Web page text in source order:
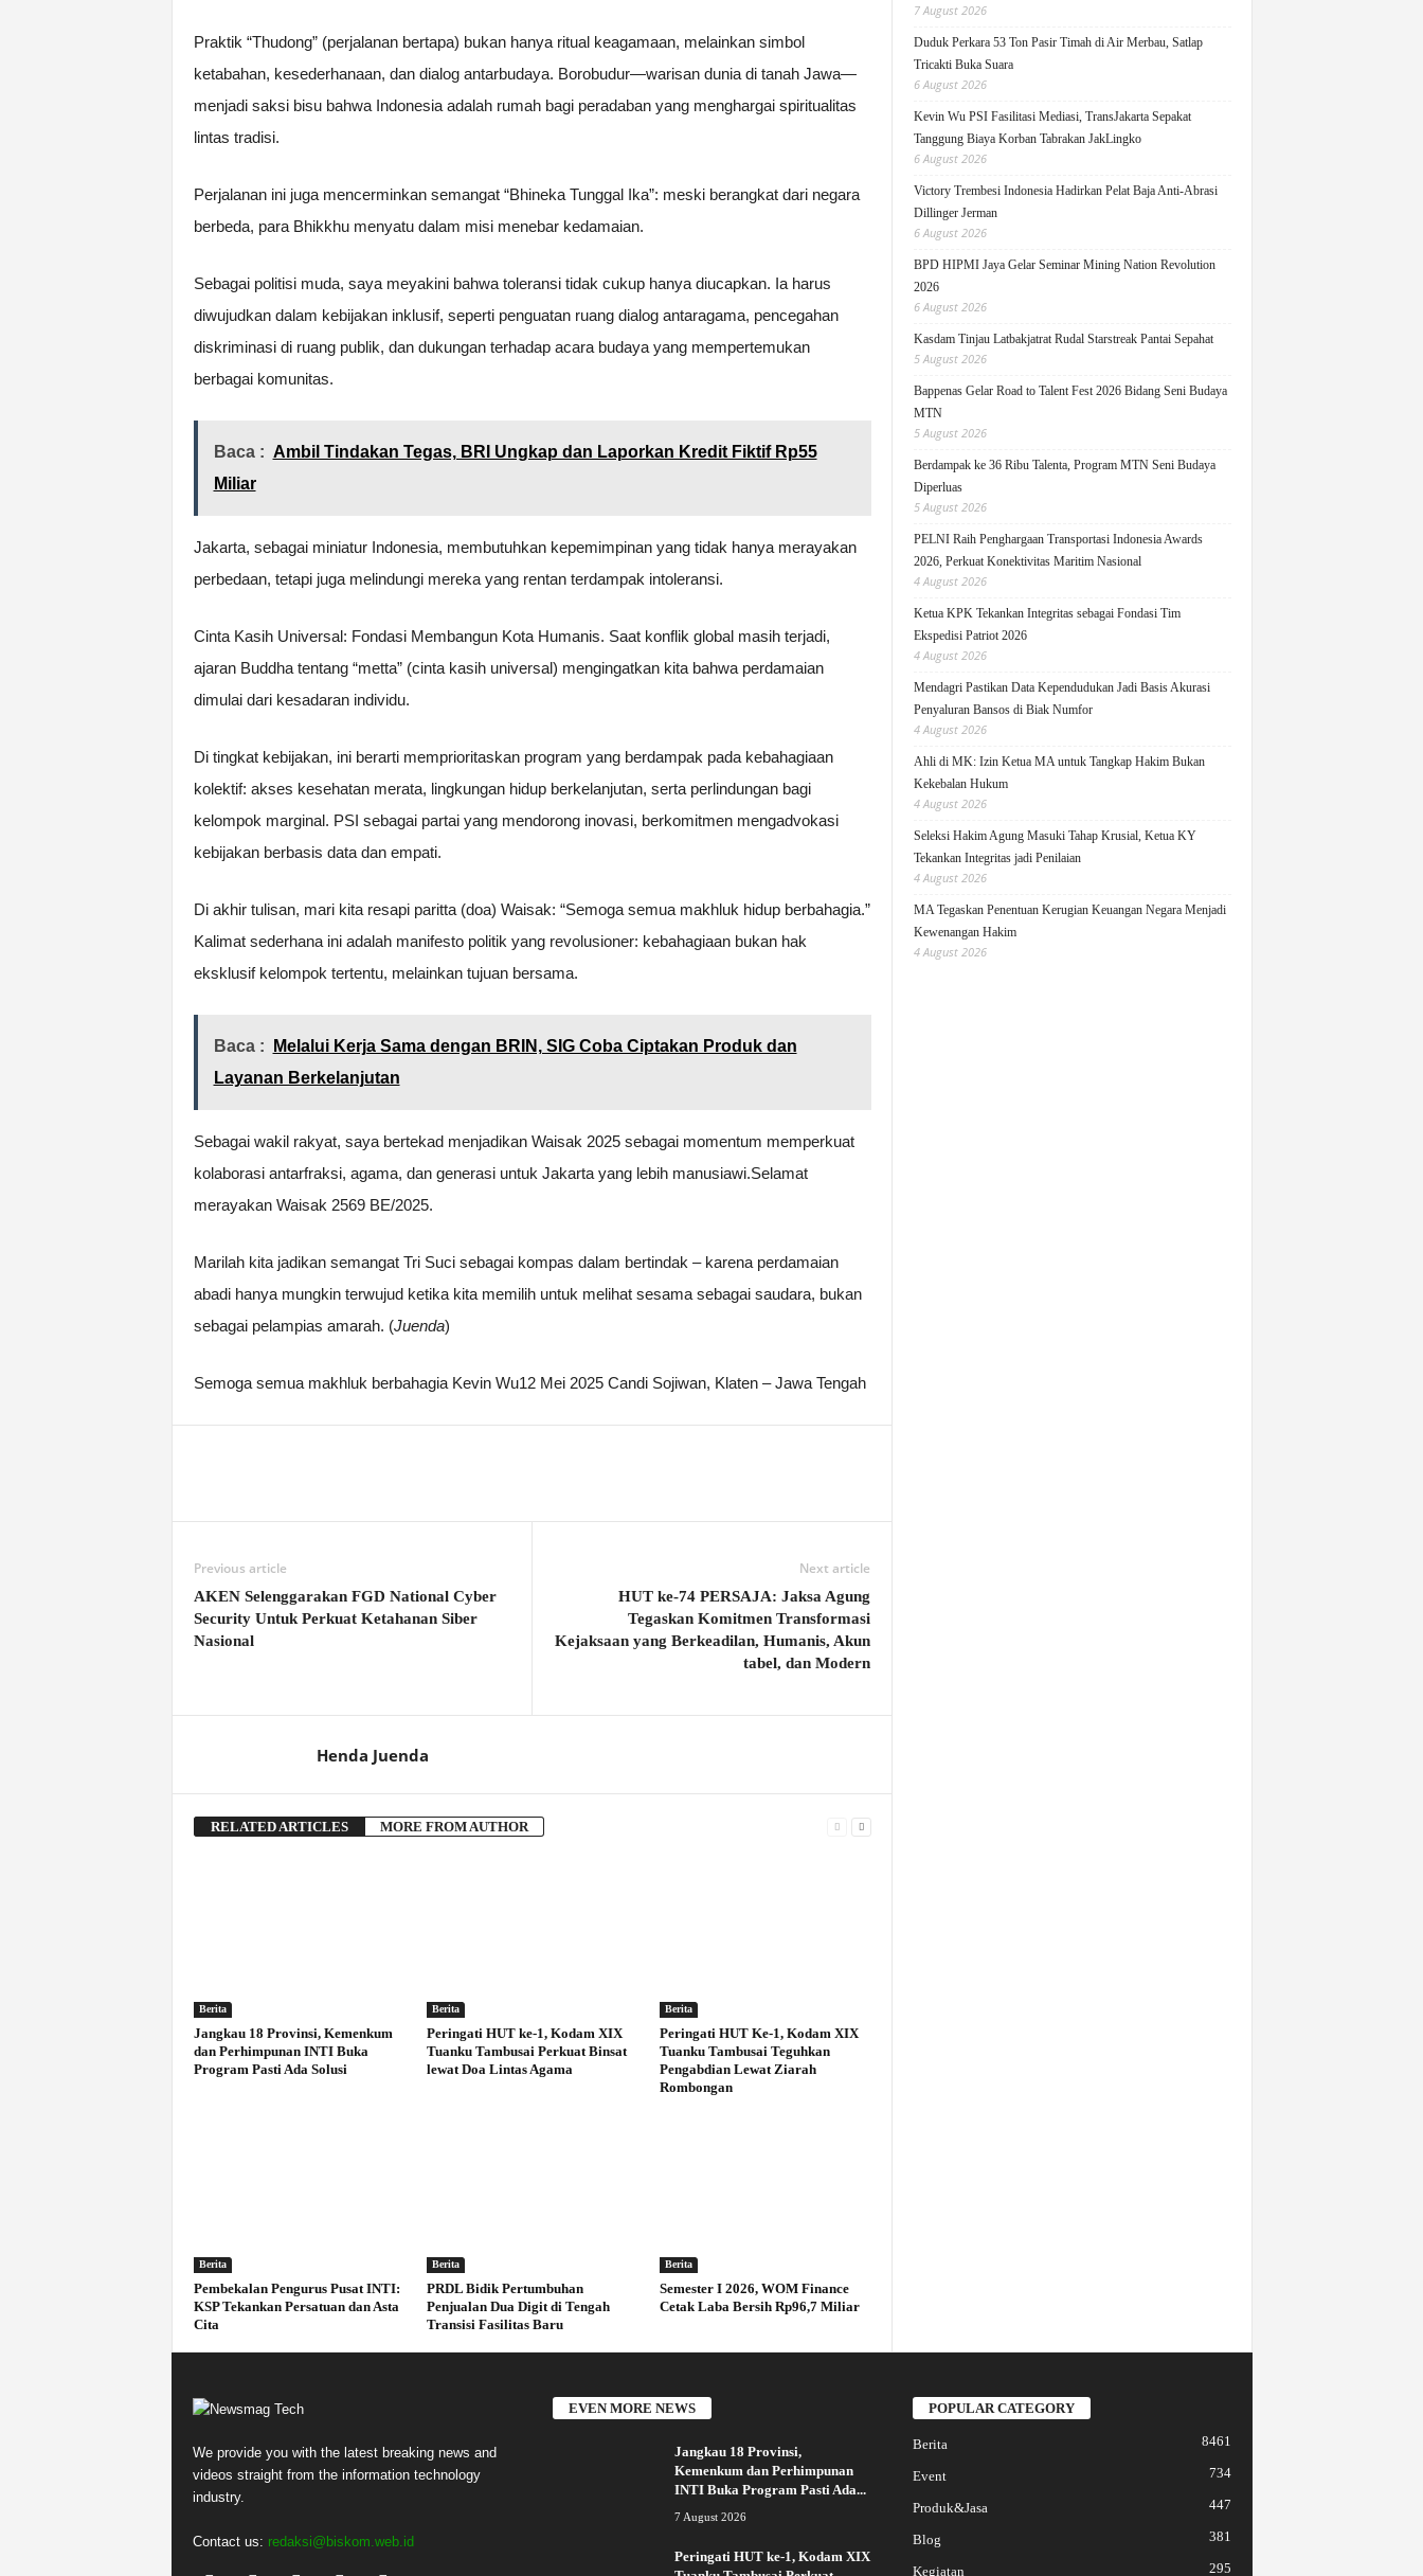
Praktik “Thudong” (perjalanan bertapa) bukan hanya ritual keagamaan, melainkan simbol
ketabahan, kesederhanaan, dan dialog antarbudaya. Borobudur—warisan dunia di tanah Jawa—
menjadi saksi bisu bahwa Indonesia adalah rumah bagi peradaban yang menghargai spiritualitas
lintas tradisi.
Perjalanan ini juga mencerminkan semangat “Bhineka Tunggal Ika”: meski berangkat dari negara
berbeda, para Bhikkhu menyatu dalam misi menebar kedamaian.
Sebagai politisi muda, saya meyakini bahwa toleransi tidak cukup hanya diucapkan. Ia harus
diwujudkan dalam kebijakan inklusif, seperti penguatan ruang dialog antaragama, pencegahan
diskriminasi di ruang publik, dan dukungan terhadap acara budaya yang mempertemukan
berbagai komunitas.
Baca : Ambil Tindakan Tegas, BRI Ungkap dan Laporkan Kredit Fiktif Rp55
Miliar
Jakarta, sebagai miniatur Indonesia, membutuhkan kepemimpinan yang tidak hanya merayakan
perbedaan, tetapi juga melindungi mereka yang rentan terdampak intoleransi.
Cinta Kasih Universal: Fondasi Membangun Kota Humanis. Saat konflik global masih terjadi,
ajaran Buddha tentang “metta” (cinta kasih universal) mengingatkan kita bahwa perdamaian
dimulai dari kesadaran individu.
Di tingkat kebijakan, ini berarti memprioritaskan program yang berdampak pada kebahagiaan
kolektif: akses kesehatan merata, lingkungan hidup berkelanjutan, serta perlindungan bagi
kelompok marginal. PSI sebagai partai yang mendorong inovasi, berkomitmen mengadvokasi
kebijakan berbasis data dan empati.
Di akhir tulisan, mari kita resapi paritta (doa) Waisak: “Semoga semua makhluk hidup berbahagia.”
Kalimat sederhana ini adalah manifesto politik yang revolusioner: kebahagiaan bukan hak
eksklusif kelompok tertentu, melainkan tujuan bersama.
Baca :
Melalui Kerja Sama dengan BRIN, SIG Coba Ciptakan Produk dan
Layanan Berkelanjutan
Sebagai wakil rakyat, saya bertekad menjadikan Waisak 2025 sebagai momentum memperkuat
kolaborasi antarfraksi, agama, dan generasi untuk Jakarta yang lebih manusiawi.Selamat
merayakan Waisak 2569 BE/2025.
Marilah kita jadikan semangat Tri Suci sebagai kompas dalam bertindak – karena perdamaian
abadi hanya mungkin terwujud ketika kita memilih untuk melihat sesama sebagai saudara, bukan
sebagai pelampias amarah. (Juenda)
Semoga semua makhluk berbahagia Kevin Wu12 Mei 2025 Candi Sojiwan, Klaten – Jawa Tengah
Previous article
AKEN Selenggarakan FGD National Cyber
Security Untuk Perkuat Ketahanan Siber
Nasional
Next article
HUT ke-74 PERSAJA: Jaksa Agung
Tegaskan Komitmen Transformasi
Kejaksaan yang Berkeadilan, Humanis, Akun
tabel, dan Modern
Henda Juenda
RELATED ARTICLES MORE FROM AUTHOR
Berita
Jangkau 18 Provinsi, Kemenkum
dan Perhimpunan INTI Buka
Program Pasti Ada Solusi
Berita
Peringati HUT ke-1, Kodam XIX
Tuanku Tambusai Perkuat Binsat
lewat Doa Lintas Agama
Berita
Peringati HUT Ke-1, Kodam XIX
Tuanku Tambusai Teguhkan
Pengabdian Lewat Ziarah
Rombongan
Berita
Pembekalan Pengurus Pusat INTI:
KSP Tekankan Persatuan dan Asta
Cita
Berita
PRDL Bidik Pertumbuhan
Penjualan Dua Digit di Tengah
Transisi Fasilitas Baru
Berita
Semester I 2026, WOM Finance
Cetak Laba Bersih Rp96,7 Miliar
7 August 2026
Duduk Perkara 53 Ton Pasir Timah di Air Merbau, Satlap
Tricakti Buka Suara
6 August 2026
Kevin Wu PSI Fasilitasi Mediasi, TransJakarta Sepakat
Tanggung Biaya Korban Tabrakan JakLingko
6 August 2026
Victory Trembesi Indonesia Hadirkan Pelat Baja Anti-Abrasi
Dillinger Jerman
6 August 2026
BPD HIPMI Jaya Gelar Seminar Mining Nation Revolution
2026
6 August 2026
Kasdam Tinjau Latbakjatrat Rudal Starstreak Pantai Sepahat
5 August 2026
Bappenas Gelar Road to Talent Fest 2026 Bidang Seni Budaya
MTN
5 August 2026
Berdampak ke 36 Ribu Talenta, Program MTN Seni Budaya
Diperluas
5 August 2026
PELNI Raih Penghargaan Transportasi Indonesia Awards
2026, Perkuat Konektivitas Maritim Nasional
4 August 2026
Ketua KPK Tekankan Integritas sebagai Fondasi Tim
Ekspedisi Patriot 2026
4 August 2026
Mendagri Pastikan Data Kependudukan Jadi Basis Akurasi
Penyaluran Bansos di Biak Numfor
4 August 2026
Ahli di MK: Izin Ketua MA untuk Tangkap Hakim Bukan
Kekebalan Hukum
4 August 2026
Seleksi Hakim Agung Masuki Tahap Krusial, Ketua KY
Tekankan Integritas jadi Penilaian
4 August 2026
MA Tegaskan Penentuan Kerugian Keuangan Negara Menjadi
Kewenangan Hakim
4 August 2026
We provide you with the latest breaking news and
videos straight from the information technology
industry.
Contact us: redaksi@biskom.web.id
EVEN MORE NEWS
Jangkau 18 Provinsi,
Kemenkum dan Perhimpunan
INTI Buka Program Pasti Ada...
7 August 2026
Peringati HUT ke-1, Kodam XIX
POPULAR CATEGORY
Berita 8461
Event 734
Produk&Jasa 447
Blog 381
Kegiatan 295